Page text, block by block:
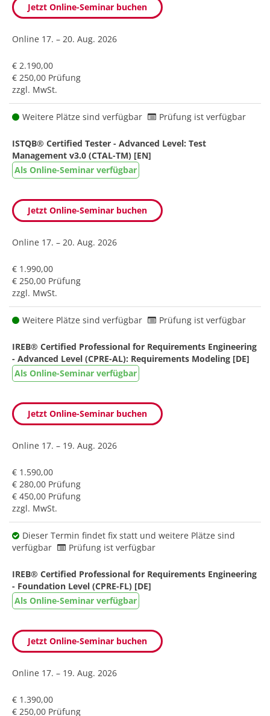
Jetzt Online-Seminar buchen
Online 17. – 20. Aug. 2026
€ 2.190,00
€ 250,00 Prüfung
zzgl. MwSt.
Weitere Plätze sind verfügbar Prüfung ist verfügbar
ISTQB® Certified Tester - Advanced Level: Test
Management v3.0 (CTAL-TM) [EN]
Als Online-Seminar verfügbar
Jetzt Online-Seminar buchen
Online 17. – 20. Aug. 2026
€ 1.990,00
€ 250,00 Prüfung
zzgl. MwSt.
Weitere Plätze sind verfügbar Prüfung ist verfügbar
IREB® Certified Professional for Requirements Engineering
- Advanced Level (CPRE-AL): Requirements Modeling [DE]
Als Online-Seminar verfügbar
Jetzt Online-Seminar buchen
Online 17. – 19. Aug. 2026
€ 1.590,00
€ 280,00 Prüfung
€ 450,00 Prüfung
zzgl. MwSt.
Dieser Termin findet fix statt und weitere Plätze sind
verfügbar
Prüfung ist verfügbar
IREB® Certified Professional for Requirements Engineering
- Foundation Level (CPRE-FL) [DE]
Als Online-Seminar verfügbar
Jetzt Online-Seminar buchen
Online 17. – 19. Aug. 2026
€ 1.390,00
€ 250,00 Prüfung